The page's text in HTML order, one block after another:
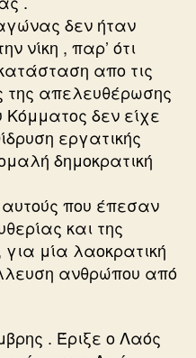
δεν ήταν
νίκη , παρ’ ότι
απο τις
της απελευθέρωσης
Κόμματος δεν είχε
εργατικής
δημοκρατική
που έπεσαν
και της
μία λαοκρατική
ανθρώπου από
. Έριξε ο Λαός